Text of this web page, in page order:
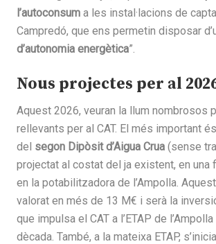
l’autoconsum a les instal·lacions de
Campredó, que ens permetin disposar
d’autonomia energètica”.
Nous projectes per al
Aquest 2026, veuran la llum nombrosos
rellevants per al CAT. El més important
del segon Dipòsit d’Aigua Crua (sense
projectat al costat del ja existent, en una
en la potabilitzadora de l’Ampolla.
valorat en més de 13 M€ i serà la
que impulsa el CAT a l’ETAP de l’Ampolla
dècada. També, a la mateixa ETAP,